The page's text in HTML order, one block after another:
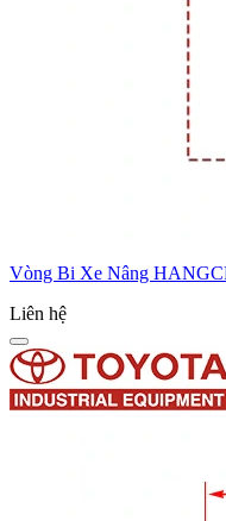
Vòng Bi Xe Nâng
Liên hệ